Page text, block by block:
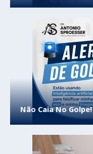
Não Caia No Golpe!